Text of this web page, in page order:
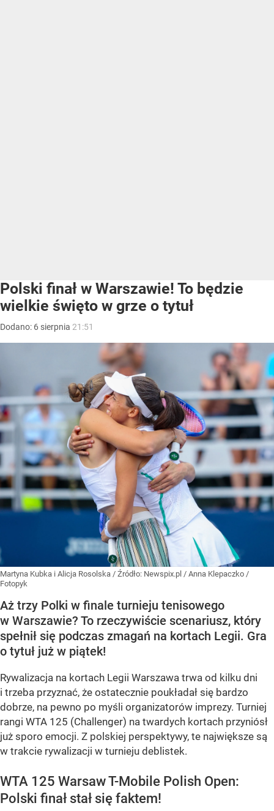
Polski finał w Warszawie! To będzie
wielkie święto w grze o tytuł
Dodano: 6 sierpnia 21:51
Martyna Kubka i Alicja Rosolska / Źródło: Newspix.pl / Anna Klepaczko /
Fotopyk
Aż trzy Polki w finale turnieju tenisowego
w Warszawie? To rzeczywiście scenariusz, który
spełnił się podczas zmagań na kortach Legii. Gra
o tytuł już w piątek!
Rywalizacja na kortach Legii Warszawa trwa od kilku dni
i trzeba przyznać, że ostatecznie poukładał się bardzo
dobrze, na pewno po myśli organizatorów imprezy. Turniej
rangi WTA 125 (Challenger) na twardych kortach przyniósł
już sporo emocji. Z polskiej perspektywy, te największe są
w trakcie rywalizacji w turnieju deblistek.
WTA 125 Warsaw T-Mobile Polish Open:
Polski finał stał się faktem!